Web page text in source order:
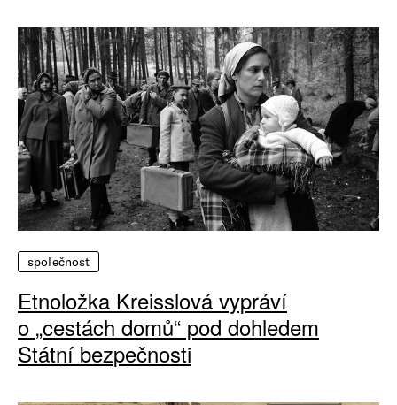
společnost
Etnoložka Kreisslová vypráví
o „cestách domů“ pod dohledem
Státní bezpečnosti